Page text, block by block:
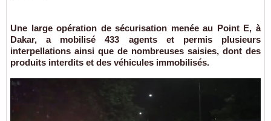
Une large opération de sécurisation menée au Point E, à
Dakar, a mobilisé 433 agents et permis plusieurs
interpellations ainsi que de nombreuses saisies, dont des
produits interdits et des véhicules immobilisés.